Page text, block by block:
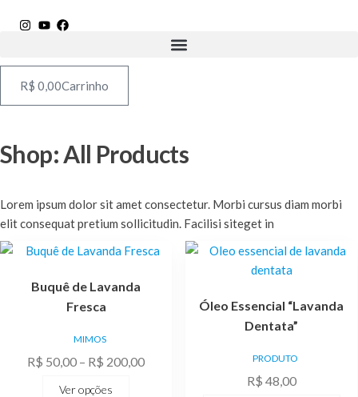
para
conteúdo
R$ 0,00Carrinho
Shop: All Products
Lorem ipsum dolor sit amet consectetur. Morbi cursus diam morbi
elit consequat pretium sollicitudin. Facilisi siteget in
Buquê de Lavanda
Fresca
MIMOS
R$ 50,00 – R$ 200,00Faixa
Ver opções
Este
opções
Óleo Essencial “Lavanda
Dentata”
PRODUTO
R$ 48,00